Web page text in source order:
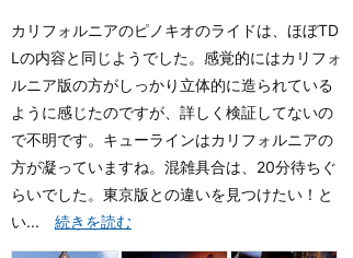
カリフォルニアのピノキオのライドは、ほぼTD
Lの内容と同じようでした。感覚的にはカリフォ
ルニア版の方がしっかり立体的に造られている
ように感じたのですが、詳しく検証してないの
で不明です。キューラインはカリフォルニアの
方が凝っていますね。混雑具合は、20分待ちぐ
らいでした。東京版との違いを見つけたい！と
い... 続きを読む